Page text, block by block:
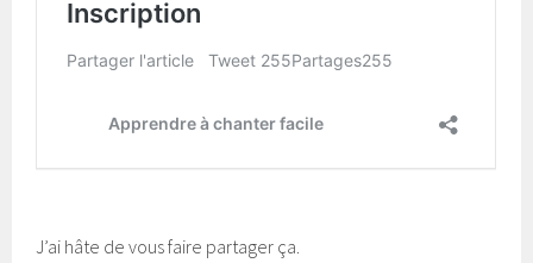
J’ai hâte de vous faire partager ça.